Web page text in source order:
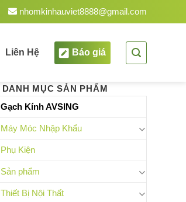
nhomkinhauviet8888@gmail.com
Liên Hệ Báo giá
DANH MỤC SẢN PHẨM
Gạch Kính AVSING
Máy Móc Nhập Khẩu
Phụ Kiện
Sản phẩm
Thiết Bị Nội Thất